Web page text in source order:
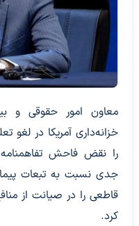
معاون امور حقوقی و
خزانه‌داری آمریکا در
را نقض فاحش
جدی نسبت به تبعات
قاطعی را در صیانت از
کرد.